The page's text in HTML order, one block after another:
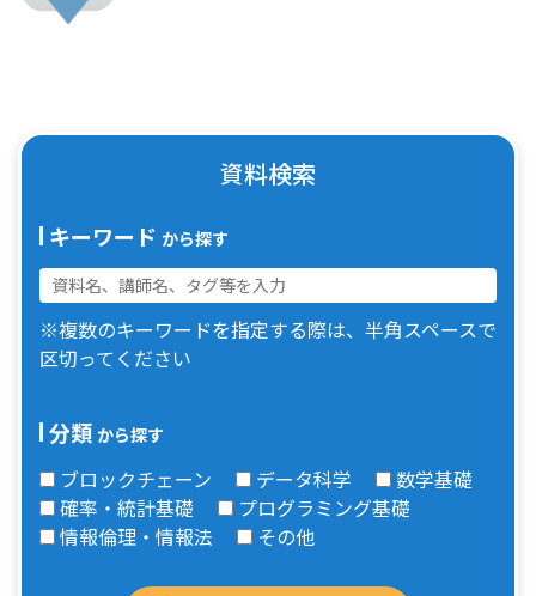
資料検索
キーワード から探す
※複数のキーワードを指定する際は、半角スペースで
区切ってください
分類 から探す
ブロックチェーン データ科学
数学基礎
確率・統計基礎
プログラミング基礎
情報倫理・情報法
その他